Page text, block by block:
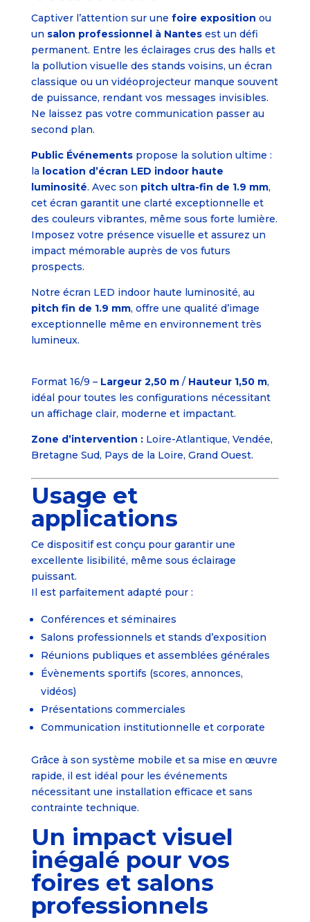
Captiver l’attention sur une foire exposition ou
un salon professionnel à Nantesest un défi
permanent. Entre les éclairages crus des halls et
la pollution visuelle des stands voisins, un écran
classique ou un vidéoprojecteur manque souvent
de puissance, rendant vos messages invisibles.
Ne laissez pas votre communication passer au
second plan.
Public Événementspropose la solution ultime :
la location d’écran LED indoor haute
luminosité. Avec son pitch ultra-fin de 1.9 mm,
cet écran garantit une clarté exceptionnelle et
des couleurs vibrantes, même sous forte lumière.
Imposez votre présence visuelle et assurez un
impact mémorable auprès de vos futurs
prospects.
Notre écran LED indoor haute luminosité, au
pitch fin de 1.9 mm, offre une qualité d’image
exceptionnelle même en environnement très
lumineux.
Format 16/9 – Largeur 2,50 m/ Hauteur 1,50 m,
idéal pour toutes les configurations nécessitant
un affichage clair, moderne et impactant.
Zone d’intervention :Loire-Atlantique, Vendée,
Bretagne Sud, Pays de la Loire, Grand Ouest.
Usage et
applications
Ce dispositif est conçu pour garantir une
excellente lisibilité, même sous éclairage
puissant.
Il est parfaitement adapté pour :
Conférences et séminaires
Salons professionnels et stands d’exposition
Réunions publiques et assemblées générales
Évènements sportifs (scores, annonces,
vidéos)
Présentations commerciales
Communication institutionnelle et corporate
Grâce à son système mobile et sa mise en œuvre
rapide, il est idéal pour les événements
nécessitant une installation efficace et sans
contrainte technique.
Un impact visuel
inégalé pour vos
foires et salons
professionnels